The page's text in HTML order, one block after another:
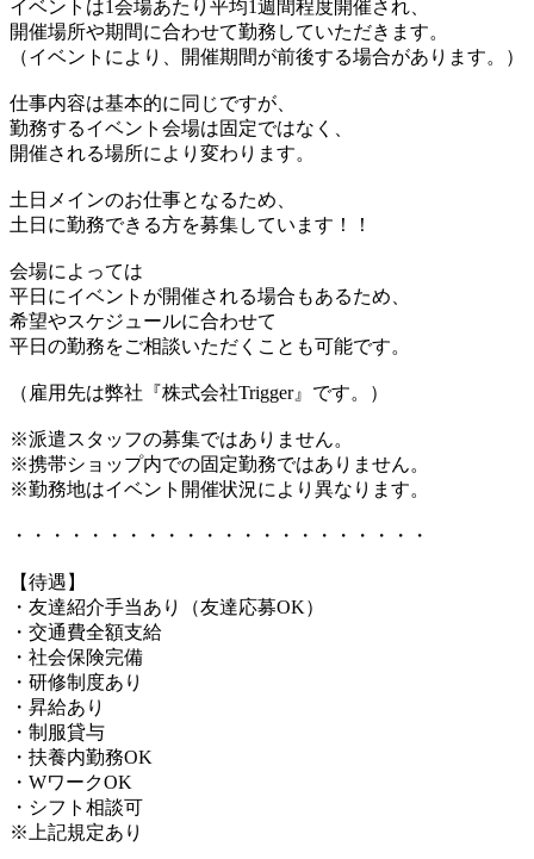
イベントは1会場あたり平均1週間程度開催され、
開催場所や期間に合わせて勤務していただきます。
（イベントにより、開催期間が前後する場合があります。）
仕事内容は基本的に同じですが、
勤務するイベント会場は固定ではなく、
開催される場所により変わります。
土日メインのお仕事となるため、
土日に勤務できる方を募集しています！！
会場によっては
平日にイベントが開催される場合もあるため、
希望やスケジュールに合わせて
平日の勤務をご相談いただくことも可能です。
（雇用先は弊社『株式会社Trigger』です。）
※派遣スタッフの募集ではありません。
※携帯ショップ内での固定勤務ではありません。
※勤務地はイベント開催状況により異なります。
・・・・・・・・・・・・・・・・・・・・・・
【待遇】
・友達紹介手当あり（友達応募OK）
・交通費全額支給
・社会保険完備
・研修制度あり
・昇給あり
・制服貸与
・扶養内勤務OK
・WワークOK
・シフト相談可
※上記規定あり